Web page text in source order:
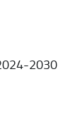
2030